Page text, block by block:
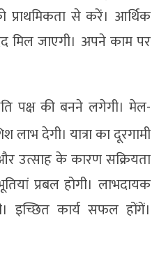
से करें। आर्थिक
मिल जाएगी। अपने काम पर
पक्ष की बनने लगेगी। मेल-
देगी। यात्रा का दूरगामी
उत्साह के कारण सक्रियता
प्रबल होगी। लाभदायक
इच्छित कार्य सफल होंगें।